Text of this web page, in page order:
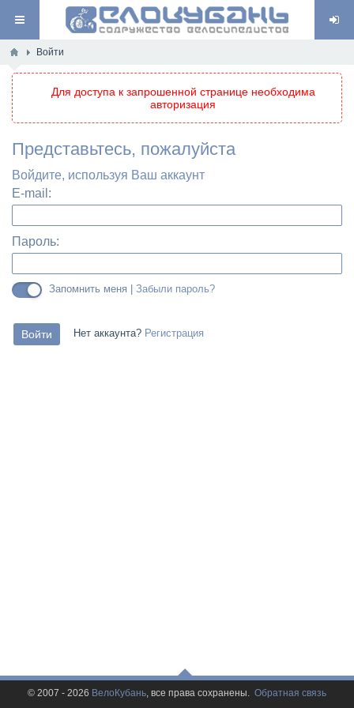
Войти
Для доступа к запрошенной странице необходима
авторизация
Представьтесь, пожалуйста
Войдите, используя Ваш аккаунт
E-mail:
Пароль:
Запомнить меня | Забыли пароль?
Нет аккаунта? Регистрация
© 2007 - 2026 ВелоКубань, все права сохранены. Обратная связь